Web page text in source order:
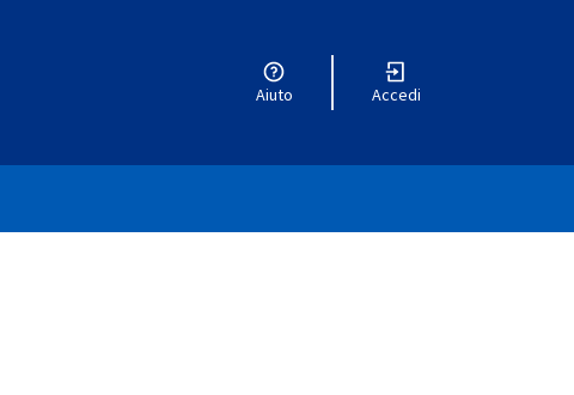
Aiuto Accedi